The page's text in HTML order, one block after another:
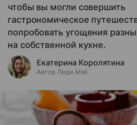
чтобы вы могли совершить
гастрономическое
попробовать угощения
на собственной кухне.
Екатерина Королятина
Автор Леди Mail